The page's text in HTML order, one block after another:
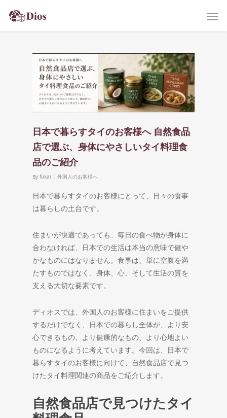
日本で暮らすタイのお客様へ 自然食品
店で選ぶ、身体にやさしいタイ料理食
品のご紹介
By fukai | 外国人のお客様へ
日本で暮らすタイのお客様にとって、日々の食事
は暮らしの土台です。
住まいが快適であっても、毎日の食べ物が身体に
合わなければ、日本での生活は本当の意味で健や
かなものにはなりません。食事は、単に空腹を満
たすものではなく、身体、心、そして生活の質を
支える大切な要素です。
ディオスでは、外国人のお客様に住まいをご提供
するだけでなく、日本での暮らし全体が、より安
心できるもの、より健康的なもの、より心地よい
ものになるように考えています。今回は、日本で
暮らすタイのお客様に向けて、自然食品店で見つ
けたタイ料理関連の商品をご紹介します。
自然食品店で見つけたタイ